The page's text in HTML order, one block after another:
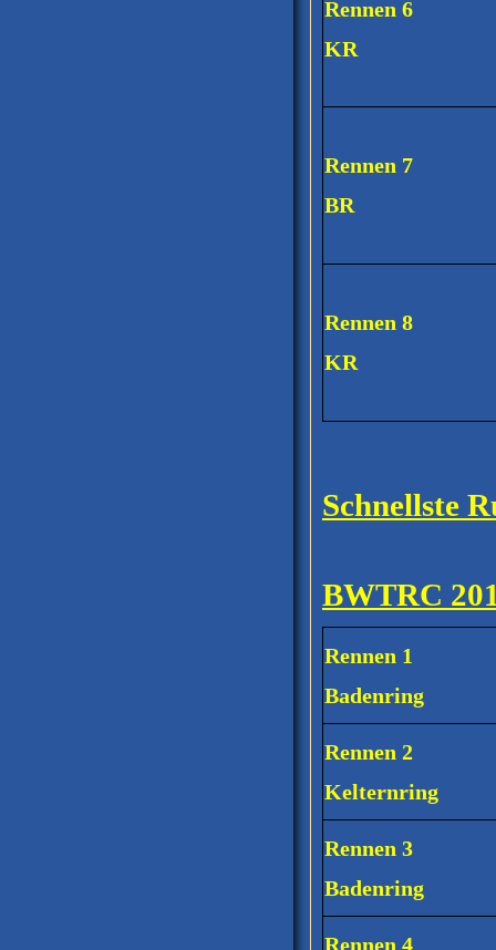
Rennen 6
KR
Rennen 7
BR
Rennen 8
KR
Schnellste
BWTRC
Rennen 1
Badenring
Rennen 2
Kelternring
Rennen 3
Badenring
Rennen 4